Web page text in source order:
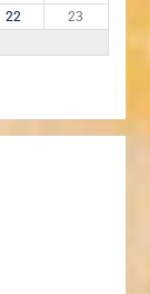
22
23